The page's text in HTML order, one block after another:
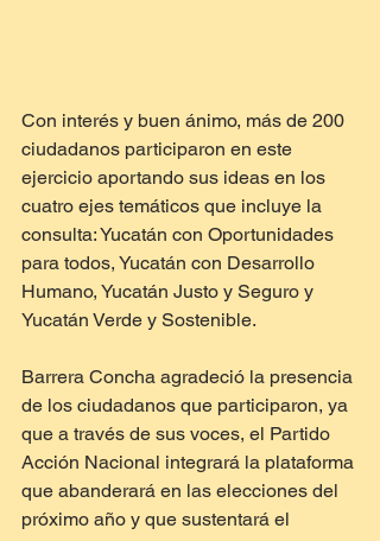
Con interés y buen ánimo, más de 200
ciudadanos participaron en este
ejercicio aportando sus ideas en los
cuatro ejes temáticos que incluye la
consulta: Yucatán con Oportunidades
para todos, Yucatán con Desarrollo
Humano, Yucatán Justo y Seguro y
Yucatán Verde y Sostenible.
Barrera Concha agradeció la presencia
de los ciudadanos que participaron, ya
que a través de sus voces, el Partido
Acción Nacional integrará la plataforma
que abanderará en las elecciones del
próximo año y que sustentará el